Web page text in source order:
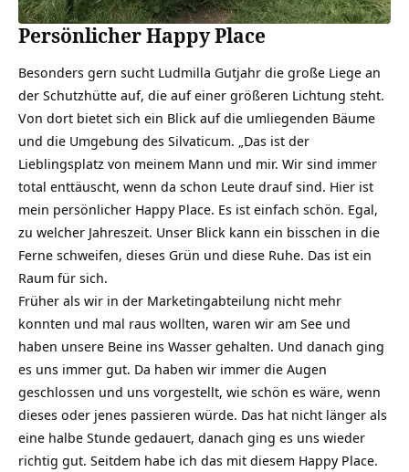
Persönlicher Happy Place
Besonders gern sucht Ludmilla Gutjahr die große Liege an
der Schutzhütte auf, die auf einer größeren Lichtung steht.
Von dort bietet sich ein Blick auf die umliegenden Bäume
und die Umgebung des Silvaticum. „Das ist der
Lieblingsplatz von meinem Mann und mir. Wir sind immer
total enttäuscht, wenn da schon Leute drauf sind. Hier ist
mein persönlicher Happy Place. Es ist einfach schön. Egal,
zu welcher Jahreszeit. Unser Blick kann ein bisschen in die
Ferne schweifen, dieses Grün und diese Ruhe. Das ist ein
Raum für sich.
Früher als wir in der Marketingabteilung nicht mehr
konnten und mal raus wollten, waren wir am See und
haben unsere Beine ins Wasser gehalten. Und danach ging
es uns immer gut. Da haben wir immer die Augen
geschlossen und uns vorgestellt, wie schön es wäre, wenn
dieses oder jenes passieren würde. Das hat nicht länger als
eine halbe Stunde gedauert, danach ging es uns wieder
richtig gut. Seitdem habe ich das mit diesem Happy Place.